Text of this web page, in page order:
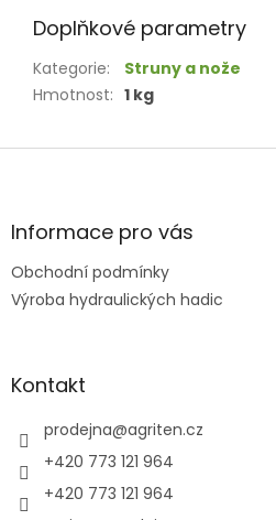
Doplňkové parametry
Kategorie:
Struny a nože
Hmotnost: 1 kg
Z
aInformace pro vás
Obchodní podmínky
Výroba hydraulických hadic
Kontakt
prodejna@agriten.cz
+420 773 121 964
+420 773 121 964